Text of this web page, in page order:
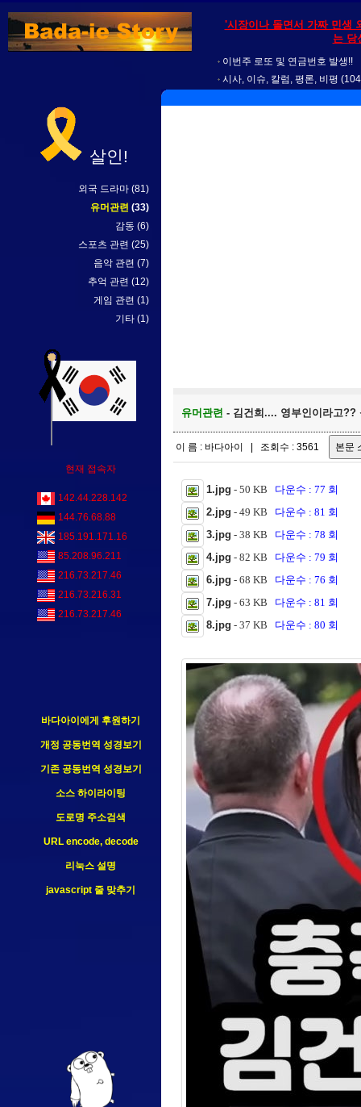
'시장이나 돌면서 가짜 민생
는 당
이번주 로또 및 연금번호 발생!!
시사, 이슈, 칼럼, 평론, 비평
살인!
외국 드라마 (81)
유머관련 (33)
감동 (6)
스포츠 관련 (25)
음악 관련 (7)
추억 관련 (12)
게임 관련 (1)
기타 (1)
현재 접속자
142.44.228.142
144.76.68.88
185.191.171.16
85.208.96.211
216.73.217.46
216.73.216.31
216.73.217.46
바다아이에게 후원하기
개정 공동번역 성경보기
기존 공동번역 성경보기
소스 하이라이팅
도로명 주소검색
URL encode, decode
리눅스 설명
javascript 줄 맞추기
유머관련 - 김건희.... 영부인이라고??
이 름 : 바다아이 | 조회수 : 3561
1.jpg - 50 KB 다운수 : 77 회
2.jpg - 49 KB 다운수 : 81 회
3.jpg - 38 KB 다운수 : 78 회
4.jpg - 82 KB 다운수 : 79 회
6.jpg - 68 KB 다운수 : 76 회
7.jpg - 63 KB 다운수 : 81 회
8.jpg - 37 KB 다운수 : 80 회